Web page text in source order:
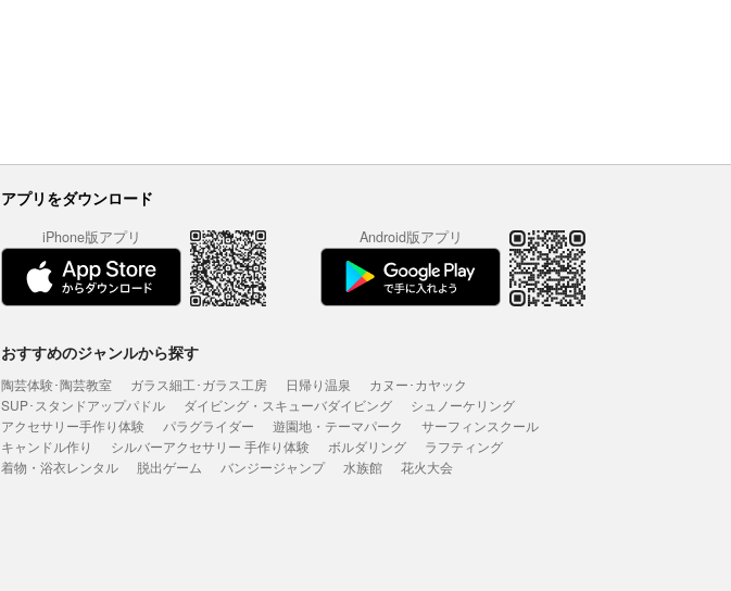
アプリをダウンロード
iPhone版アプリ Android版アプリ
おすすめのジャンルから探す
陶芸体験･陶芸教室 ガラス細工･ガラス工房 日帰り温泉
カヌー･カヤック
SUP･スタンドアップパドル
ダイビング・スキューバダイビング
シュノーケリング
アクセサリー手作り体験
パラグライダー 遊園地・テーマパーク
サーフィンスクール
キャンドル作り
シルバーアクセサリー 手作り体験 ボルダリング
ラフティング
着物・浴衣レンタル
脱出ゲーム バンジージャンプ 水族館 花火大会